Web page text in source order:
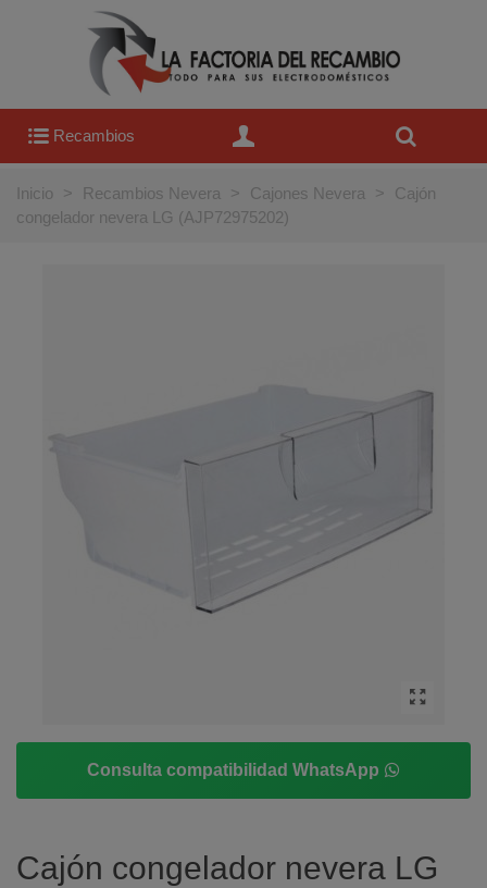
Recambios
Inicio > Recambios Nevera > Cajones Nevera >
Cajón
congelador nevera LG (AJP72975202)
Consulta compatibilidad WhatsApp
Cajón congelador nevera LG